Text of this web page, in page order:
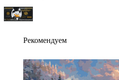
Рекомендуем